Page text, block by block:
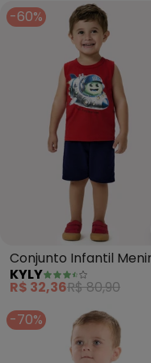
-60%
Conjunto Infantil
em Algodão
KYLY
R$ 32,36R$ 80,90
-70%